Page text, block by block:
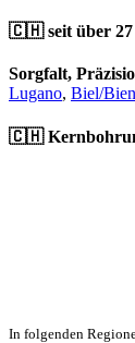
🇨🇭 seit über 27
Sorgfalt,
Lugano, Biel/
🇨🇭
In folgenden